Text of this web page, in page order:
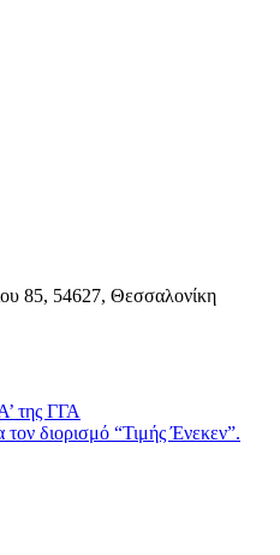
85, 54627, Θεσσαλονίκη
της ΓΓΑ
διορισμό “Τιμής Ένεκεν”.